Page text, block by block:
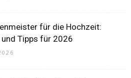
für die Hochzeit:
Tipps für 2026